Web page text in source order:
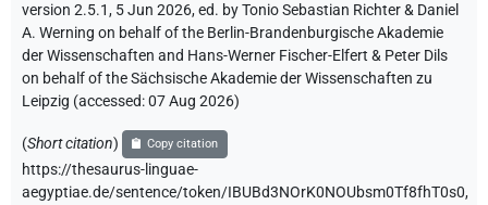
version 2.5.1, 5 Jun 2026, ed. by Tonio Sebastian Richter & Daniel
A. Werning on behalf of the Berlin-Brandenburgische Akademie
der Wissenschaften and Hans-Werner Fischer-Elfert & Peter Dils
on behalf of the Sächsische Akademie der Wissenschaften zu
Leipzig (accessed:07 Aug 2026)
(Short citation) Copy citation
https://thesaurus-linguae-
aegyptiae.de/sentence/token/IBUBd3NOrK0NOUbsm0Tf8fhT0s0,